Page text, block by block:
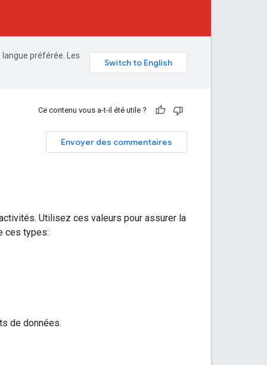
préférée. Les
Ce contenu vous a-t-il été utile ?
Envoyer des commentaires
Utilisez ces valeurs pour assurer la
ces types:
de données.